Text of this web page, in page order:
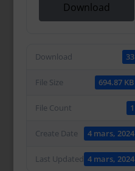
Download
Download 33
File Size 694.87 KB
File Count 1
Create Date 4 mars, 2024
Last Updated 4 mars, 2024